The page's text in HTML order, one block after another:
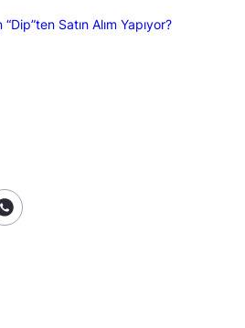
Satın Alım Yapıyor?